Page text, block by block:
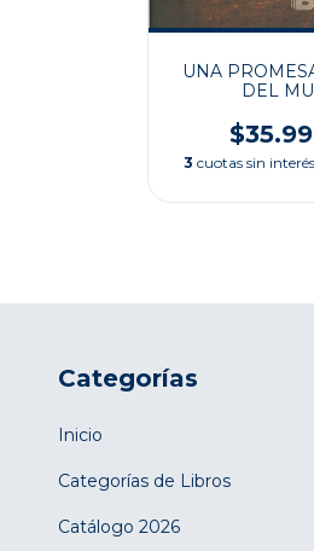
UNA
DEL
3 cuotas sin
Categorías
Inicio
Categorías de Libros
Catálogo 2026